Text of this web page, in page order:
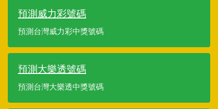
預測威力彩號碼
預測台灣威力彩中獎號碼
預測大樂透號碼
預測台灣大樂透中獎號碼